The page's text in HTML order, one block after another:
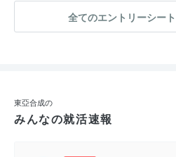
全てのエントリーシー
東亞合成の
みんなの就活速報